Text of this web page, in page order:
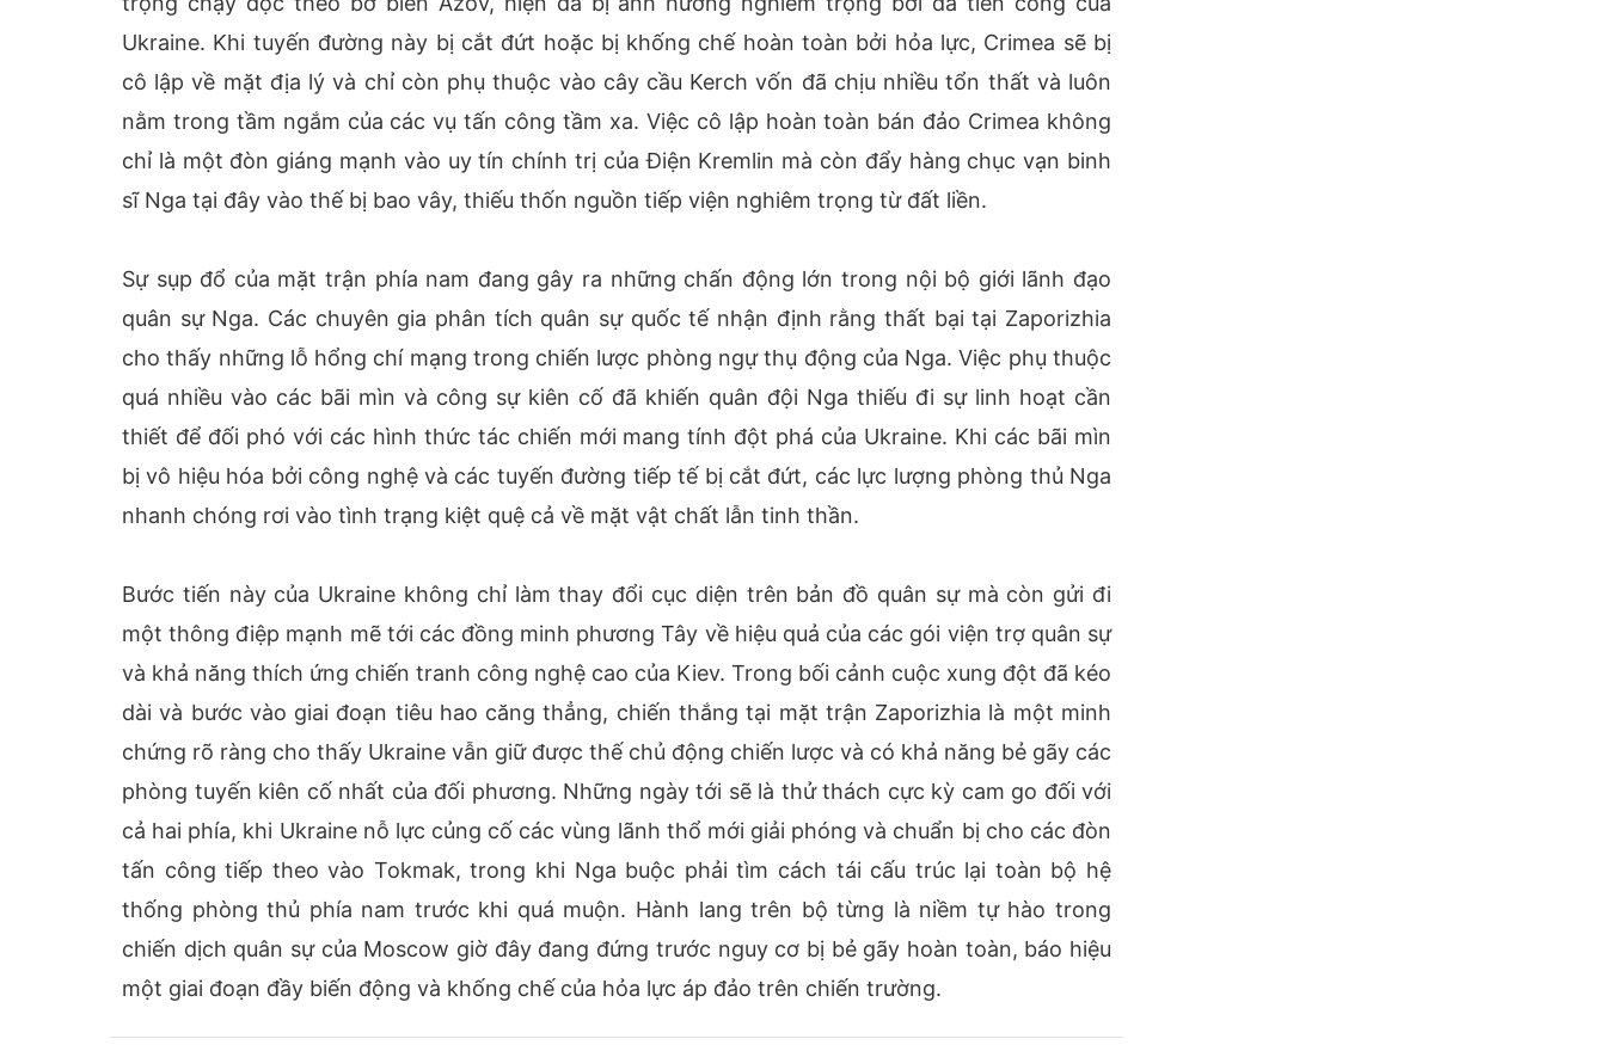
Ukraine. Khi tuyến đường này bị cắt đứt hoặc bị khống chế hoàn toàn bởi hỏa lực, Crimea sẽ bị
cô lập về mặt địa lý và chỉ còn phụ thuộc vào cây cầu Kerch vốn đã chịu nhiều tổn thất và luôn
nằm trong tầm ngắm của các vụ tấn công tầm xa. Việc cô lập hoàn toàn bán đảo Crimea không
chỉ là một đòn giáng mạnh vào uy tín chính trị của Điện Kremlin mà còn đẩy hàng chục vạn binh
sĩ Nga tại đây vào thế bị bao vây, thiếu thốn nguồn tiếp viện nghiêm trọng từ đất liền.
Sự sụp đổ của mặt trận phía nam đang gây ra những chấn động lớn trong nội bộ giới lãnh đạo
quân sự Nga. Các chuyên gia phân tích quân sự quốc tế nhận định rằng thất bại tại Zaporizhia
cho thấy những lỗ hổng chí mạng trong chiến lược phòng ngự thụ động của Nga. Việc phụ thuộc
quá nhiều vào các bãi mìn và công sự kiên cố đã khiến quân đội Nga thiếu đi sự linh hoạt cần
thiết để đối phó với các hình thức tác chiến mới mang tính đột phá của Ukraine. Khi các bãi mìn
bị vô hiệu hóa bởi công nghệ và các tuyến đường tiếp tế bị cắt đứt, các lực lượng phòng thủ Nga
nhanh chóng rơi vào tình trạng kiệt quệ cả về mặt vật chất lẫn tinh thần.
Bước tiến này của Ukraine không chỉ làm thay đổi cục diện trên bản đồ quân sự mà còn gửi đi
một thông điệp mạnh mẽ tới các đồng minh phương Tây về hiệu quả của các gói viện trợ quân sự
và khả năng thích ứng chiến tranh công nghệ cao của Kiev. Trong bối cảnh cuộc xung đột đã kéo
dài và bước vào giai đoạn tiêu hao căng thẳng, chiến thắng tại mặt trận Zaporizhia là một minh
chứng rõ ràng cho thấy Ukraine vẫn giữ được thế chủ động chiến lược và có khả năng bẻ gãy các
phòng tuyến kiên cố nhất của đối phương. Những ngày tới sẽ là thử thách cực kỳ cam go đối với
cả hai phía, khi Ukraine nỗ lực củng cố các vùng lãnh thổ mới giải phóng và chuẩn bị cho các đòn
tấn công tiếp theo vào Tokmak, trong khi Nga buộc phải tìm cách tái cấu trúc lại toàn bộ hệ
thống phòng thủ phía nam trước khi quá muộn. Hành lang trên bộ từng là niềm tự hào trong
chiến dịch quân sự của Moscow giờ đây đang đứng trước nguy cơ bị bẻ gãy hoàn toàn, báo hiệu
một giai đoạn đầy biến động và khống chế của hỏa lực áp đảo trên chiến trường.